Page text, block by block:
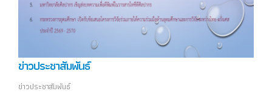
ข่าวประชาสัมพันธ์
ข่าวประชาสัมพันธ์